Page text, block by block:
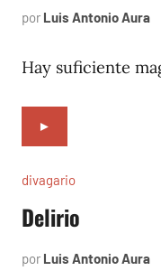
por Luis Antonio Aura
Hay suficiente
►
divagario
Delirio
por Luis Antonio Aura